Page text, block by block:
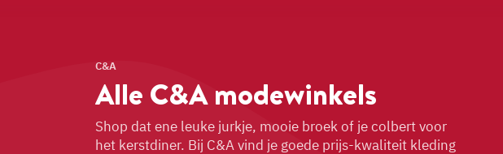
C&A
Alle C&Amodewinkels
Shop dat ene leuke jurkje, mooie broek of je colbert voor
het kerstdiner. Bij C&A vind je goede prijs-kwaliteit kleding